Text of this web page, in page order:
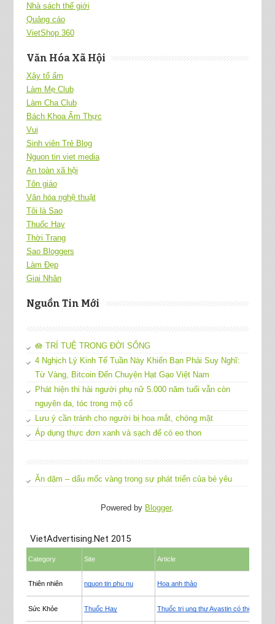
Nhà sách thế giới
Quảng cáo
VietShop 360
Văn Hóa Xã Hội
Xây tổ ấm
Làm Mẹ Club
Làm Cha Club
Bách Khoa Ẩm Thực
Vui
Sinh viên Trẻ Blog
Nguon tin viet media
An toàn xã hội
Tôn giáo
Văn hóa nghệ thuật
Tôi là Sao
Thuốc Hay
Thời Trang
Sao Bloggers
Làm Đẹp
Giai Nhân
Nguồn Tin Mới
🪷 TRÍ TUỆ TRONG ĐỜI SỐNG
4 Nghịch Lý Kinh Tế Tuần Này Khiến Bạn Phải Suy Nghĩ:
Từ Vàng, Bitcoin Đến Chuyện Hạt Gạo Việt Nam
Phát hiện thi hài người phụ nữ 5.000 năm tuổi vẫn còn
nguyên da, tóc trong mộ cổ
Lưu ý cần tránh cho người bị hoa mắt, chóng mặt
Áp dụng thực đơn xanh và sạch để có eo thon
Ăn dặm – dấu mốc vàng trong sự phát triển của bé yêu
Powered by Blogger.